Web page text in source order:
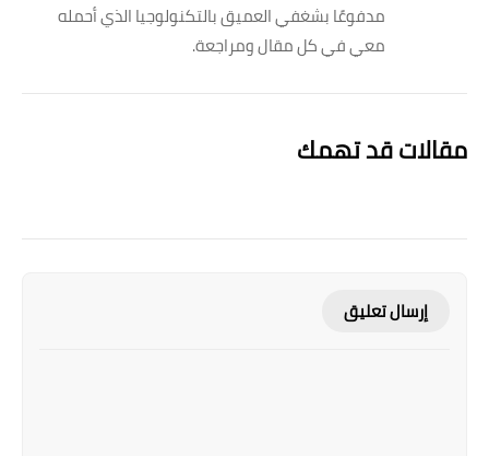
مدفوعًا بشغفي العميق بالتكنولوجيا الذي أحمله
معي في كل مقال ومراجعة.
مقالات قد تهمك
إرسال تعليق